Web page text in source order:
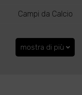
Campi da Calcio
mostra di più